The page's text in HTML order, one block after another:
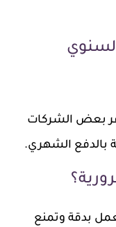
بعض الشركات
بالدفع الشهري.
بدقة وتمنع